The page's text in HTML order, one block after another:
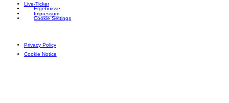
Live-Ticker
Ergebnisse
Impressum
Cookie Settings
Privacy Policy
Cookie Notice